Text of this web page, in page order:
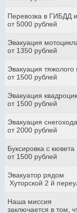
Перевозка в ГИБДД
от 5000 рублей
Эвакуация
от 1350 рублей
Эвакуация тяжолого
от 1500 рублей
Эвакуация
от 1500 рублей
Эвакуация снегохода
от 2000 рублей
Буксировка с кювета
от 1500 рублей
Эвакуатор рядом
Хуторской 2 й
Наша миссия
заключается в том,